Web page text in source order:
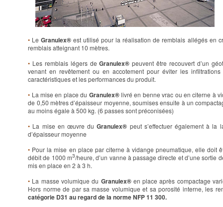
• LeGranulex® est utilisé pour la réalisation de remblais allégés en
remblais atteignant 10 mètres.
• Les remblais légers deGranulex® peuvent être recouvert d’un
venant en revêtement ou en accotement pour éviter les
caractéristiques et les performances du produit.
• La mise en place du Granulex®livré en benne vrac ou en citerne à
de 0,50 mètres d’épaisseur moyenne, soumises ensuite à un
au moins égale à 500 kg. (6 passes sont préconisées)
• La mise en œuvre duGranulex® peut s’effectuer également à la
d’épaisseur moyenne
• Pour la mise en place par citerne à vidange pneumatique, elle doit
débit de 1000 m3/heure, d’un vanne à passage directe et d’une sortie
mis en place en 2 à 3 h.
• La masse volumique du Granulex®en place après compactage
Hors norme de par sa masse volumique et sa porosité interne, les
catégorie D31 au regard de la norme NFP 11 300.